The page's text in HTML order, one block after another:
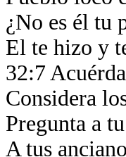
¿No es él tu
El te hizo y
32:7
Considera
Pregunta a
A tus